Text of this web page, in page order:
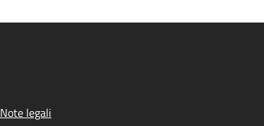
Note legali